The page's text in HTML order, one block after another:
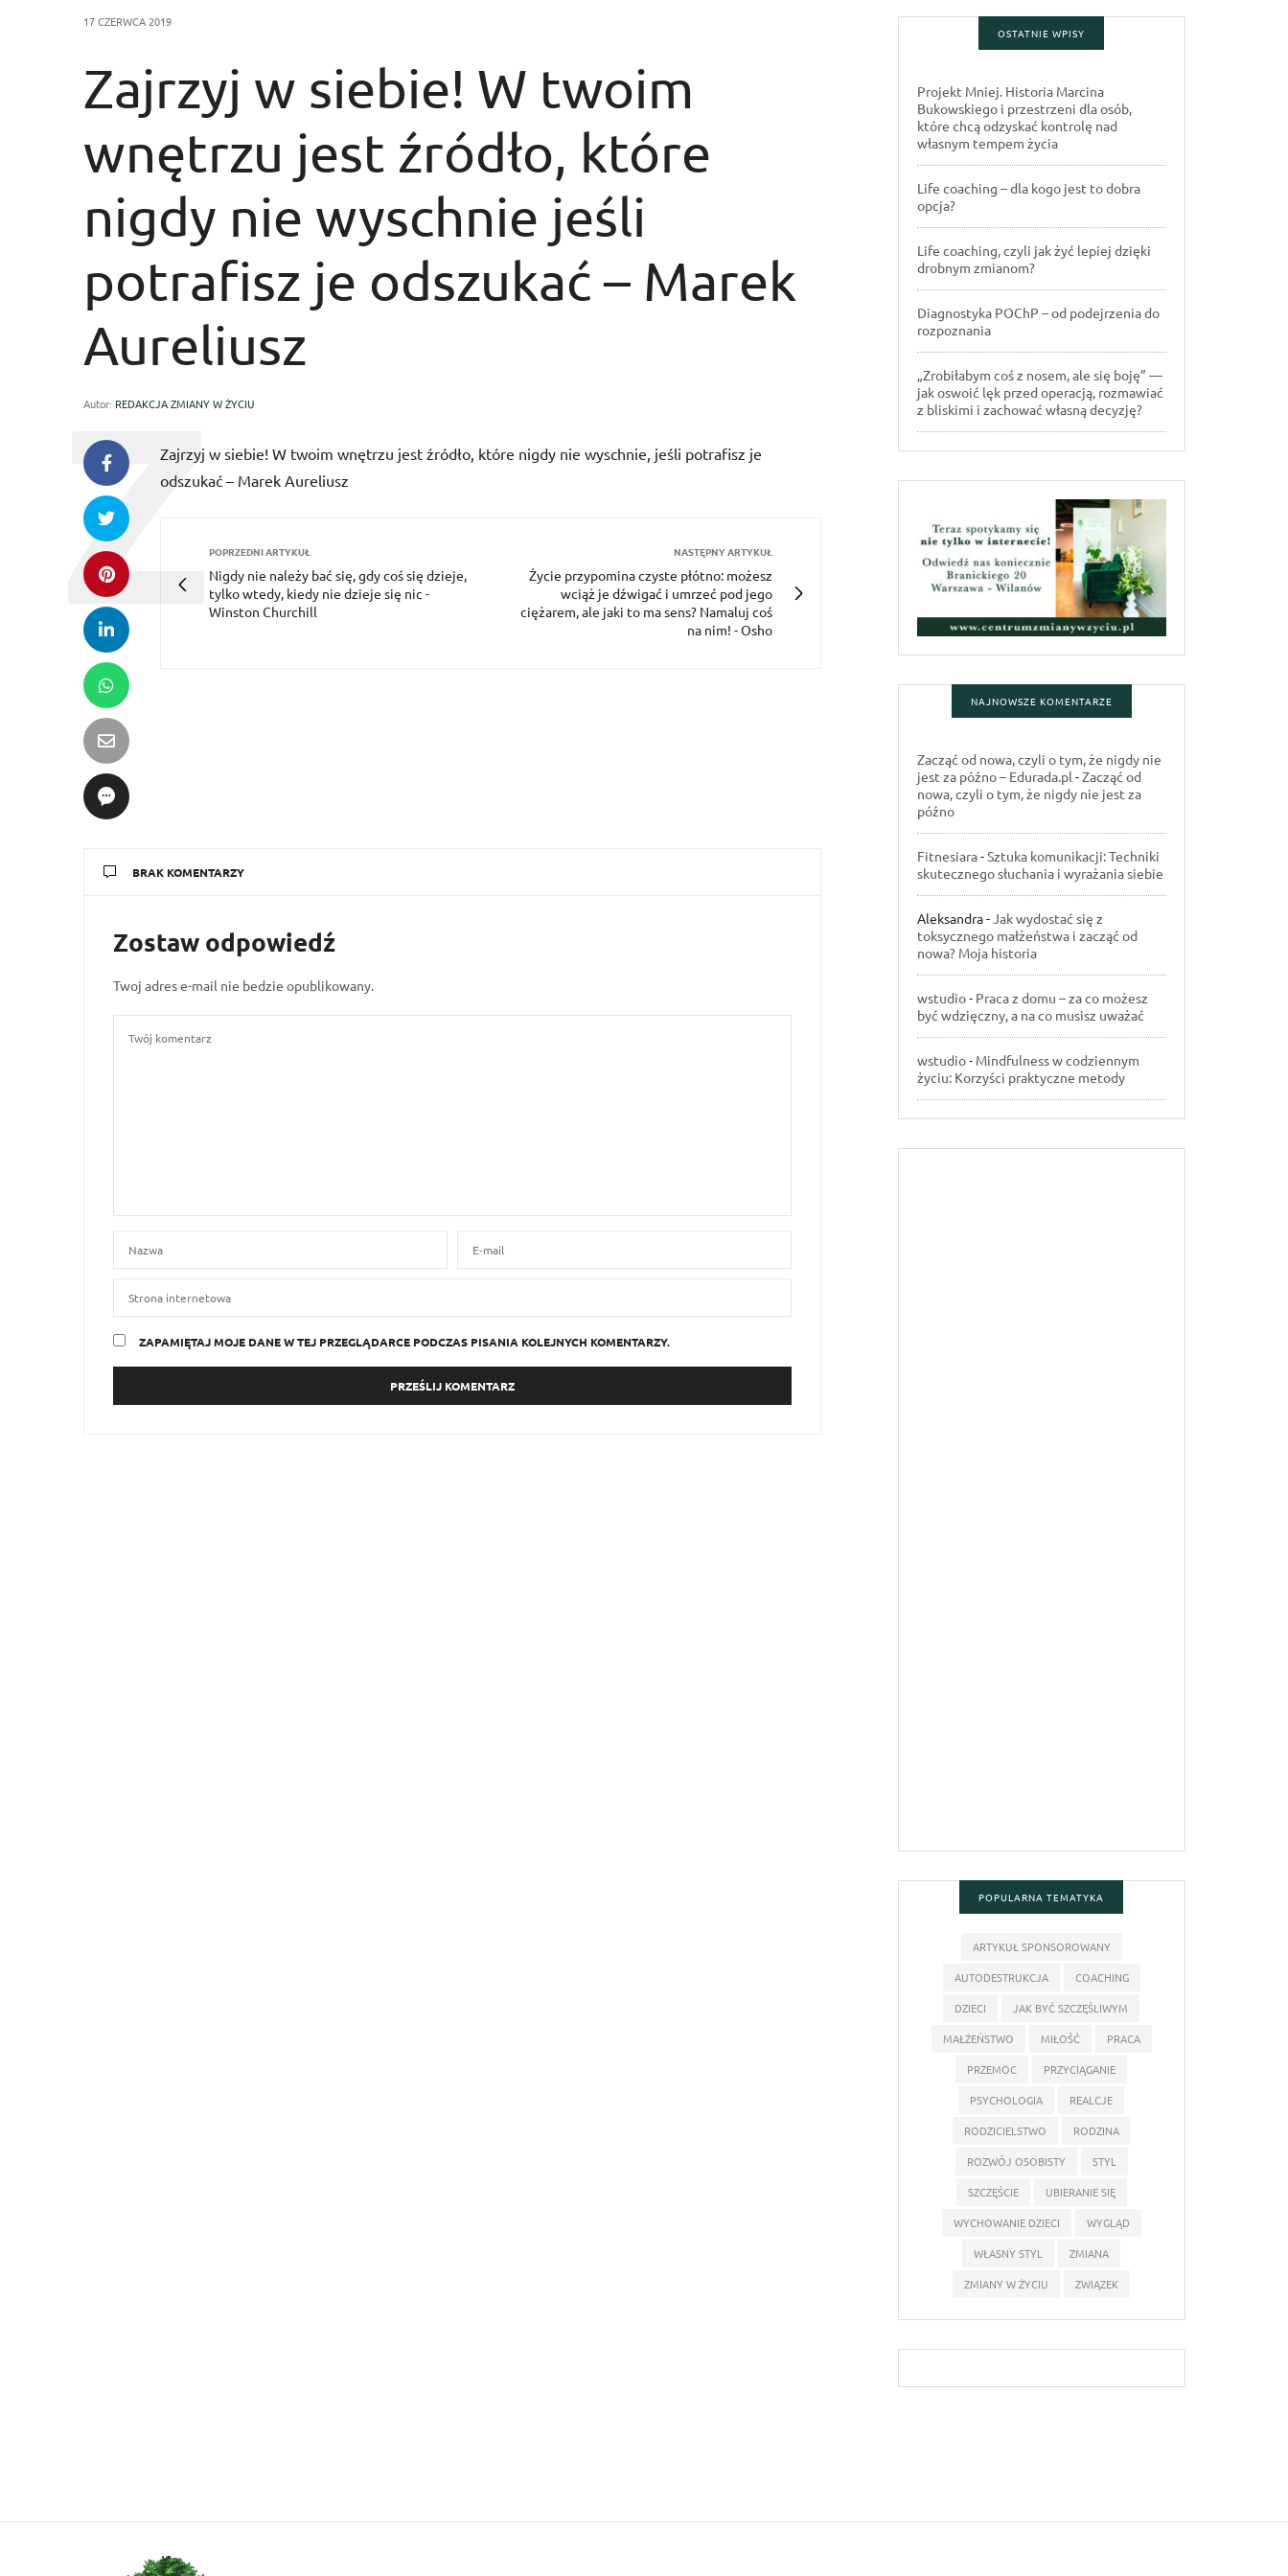
17 CZERWCA 2019
Zajrzyj w siebie! W twoim
wnętrzu jest źródło, które
nigdy nie wyschnie jeśli
potrafisz je odszukać – Marek
Aureliusz
Autor: REDAKCJA ZMIANY W ŻYCIU
Zajrzyj w siebie! W twoim wnętrzu jest źródło, które nigdy nie wyschnie, jeśli potrafisz je
odszukać – Marek Aureliusz
POPRZEDNI ARTYKUŁ
Nigdy nie należy bać się, gdy coś się dzieje,
tylko wtedy, kiedy nie dzieje się nic -
Winston Churchill
NASTĘPNY ARTYKUŁ
Życie przypomina czyste płótno: możesz
wciąż je dźwigać i umrzeć pod jego
ciężarem, ale jaki to ma sens? Namaluj coś
na nim! - Osho
BRAK KOMENTARZY
Zostaw odpowiedź
Twoj adres e-mail nie bedzie opublikowany.
ZAPAMIĘTAJ MOJE DANE W TEJ PRZEGLĄDARCE PODCZAS PISANIA KOLEJNYCH KOMENTARZY.
OSTATNIE WPISY
Projekt Mniej. Historia Marcina
Bukowskiego i przestrzeni dla osób,
które chcą odzyskać kontrolę nad
własnym tempem życia
Life coaching – dla kogo jest to dobra
opcja?
Life coaching, czyli jak żyć lepiej dzięki
drobnym zmianom?
Diagnostyka POChP – od podejrzenia do
rozpoznania
„Zrobiłabym coś z nosem, ale się boję” —
jak oswoić lęk przed operacją, rozmawiać
z bliskimi i zachować własną decyzję?
NAJNOWSZE KOMENTARZE
Zacząć od nowa, czyli o tym, że nigdy nie
jest za późno – Edurada.pl -Zacząć od
nowa, czyli o tym, że nigdy nie jest za
późno
Fitnesiara-Sztuka komunikacji: Techniki
skutecznego słuchania i wyrażania siebie
Aleksandra-Jak wydostać się z
toksycznego małżeństwa i zacząć od
nowa? Moja historia
wstudio- Praca z domu – za co możesz
być wdzięczny, a na co musisz uważać
wstudio- Mindfulness w codziennym
życiu: Korzyści praktyczne metody
POPULARNA TEMATYKA
ARTYKUŁ SPONSOROWANY
AUTODESTRUKCJA
COACHING
DZIECI
JAK BYĆ SZCZĘŚLIWYM
MAŁŻEŃSTWO
MIŁOŚĆ
PRACA
PRZEMOC
PRZYCIĄGANIE
PSYCHOLOGIA
REALCJE
RODZICIELSTWO
RODZINA
ROZWÓJ OSOBISTY
STYL
SZCZĘŚCIE
UBIERANIE SIĘ
WYCHOWANIE DZIECI
WYGLĄD
WŁASNY STYL
ZMIANA
ZMIANY W ŻYCIU
ZWIĄZEK